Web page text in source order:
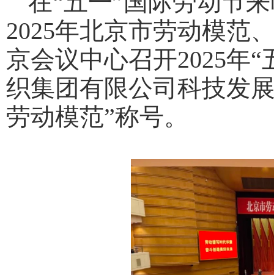
2025年北京市劳动模范
京会议中心召开2025年
织集团有限公司科技发
劳动模范”称号。